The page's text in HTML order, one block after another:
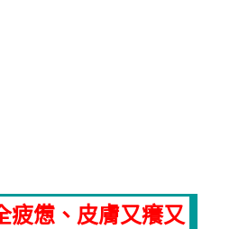
疲憊、皮膚又癢又